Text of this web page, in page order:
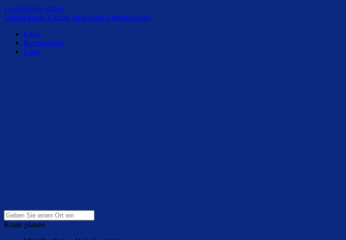
Lesezeichen setzen
Gehört dieser Eintrag zu deinem Unternehmen?
Karte
Rezensionen
Fotos
Route planen